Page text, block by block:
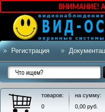
Регистрация
ВНИМАНИЕ!
товаров:
0
на сумму:
0,00 руб.